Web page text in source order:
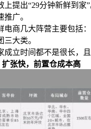
上提出“29分钟新鲜到
广。
电商几大阵营主要包括
大类。
立时间都不是很长，
张快，前置仓成本高